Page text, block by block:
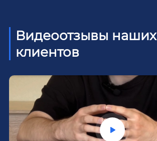
Видеоотзывы наших
клиентов